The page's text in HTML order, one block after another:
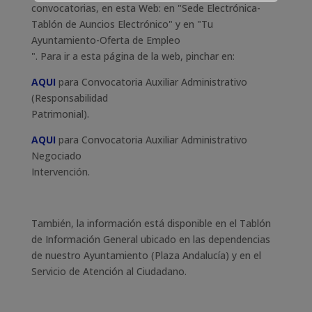
convocatorias, en esta Web: en "Sede Electrónica-
Tablón de Auncios Electrónico" y en "Tu
Ayuntamiento-Oferta de Empleo
". Para ir a esta página de la web, pinchar en:
AQUI para Convocatoria Auxiliar Administrativo
(Responsabilidad
Patrimonial).
AQUI para Convocatoria Auxiliar Administrativo
Negociado
Intervención.
También, la información está disponible en el Tablón
de Información General ubicado en las dependencias
de nuestro Ayuntamiento (Plaza Andalucía) y en el
Servicio de Atención al Ciudadano.